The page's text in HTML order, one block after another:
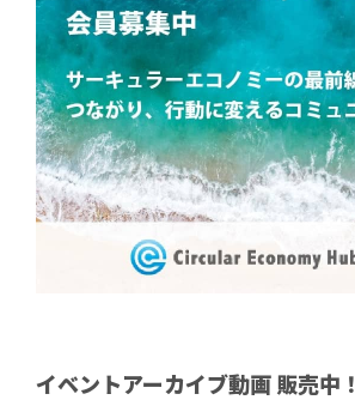
イベントアーカイブ動画 販売中！